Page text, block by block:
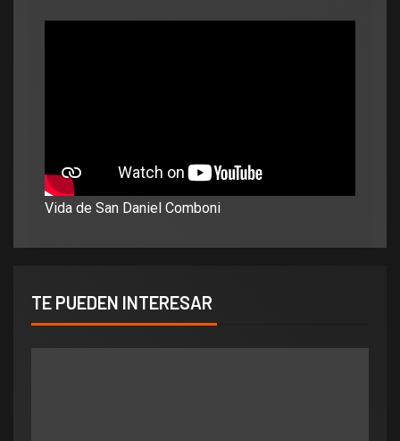
Vida de San Daniel Comboni
TE PUEDEN INTERESAR